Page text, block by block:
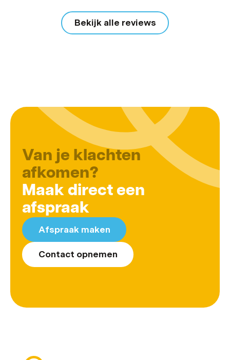
Bekijk alle reviews
Van je klachten
afkomen?
Maak direct een
afspraak
Afspraak maken
Contact opnemen